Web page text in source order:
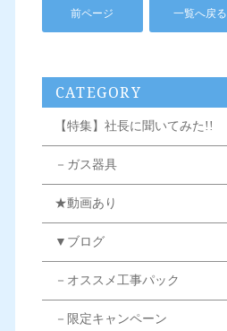
前ページ 一覧へ戻る
CATEGORY
【特集】社長に聞いてみた!!
－ガス器具
★動画あり
▼ブログ
－オススメ工事パック
－限定キャンペーン